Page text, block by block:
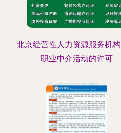
北京经营性人力资源服务机
职业中介活动的许可